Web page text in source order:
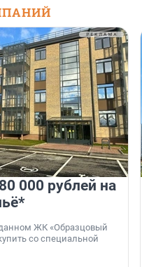
000 рублей на
ЖК «Образцовый
со специальной